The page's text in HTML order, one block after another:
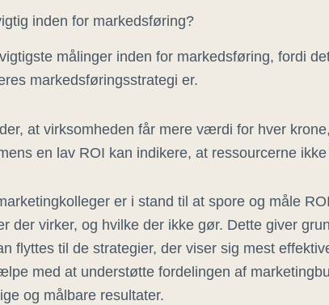
inden for markedsføring?
målinger inden for markedsføring, fordi
markedsføringsstrategi er.
at virksomheden får mere værdi for hver
en lav ROI kan indikere, at ressourcerne
er i stand til at spore og måle
der virker, og hvilke der ikke gør. Dette giver
flyttes til de strategier, der viser sig mest
med at understøtte fordelingen af
og målbare resultater.